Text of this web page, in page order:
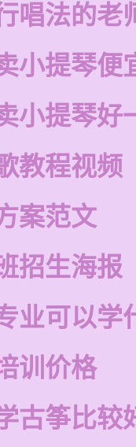
唱法的老
小提琴便
小提琴好
教程视频
案范文
招生海报
业可以学
训价格
古筝比较